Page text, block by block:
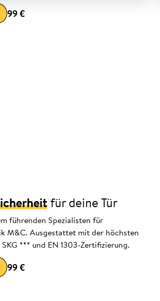
99 €
für deine Tür
führenden Spezialisten für
M&C. Ausgestattet mit der höchsten
*** und EN 1303-Zertifizierung.
99 €